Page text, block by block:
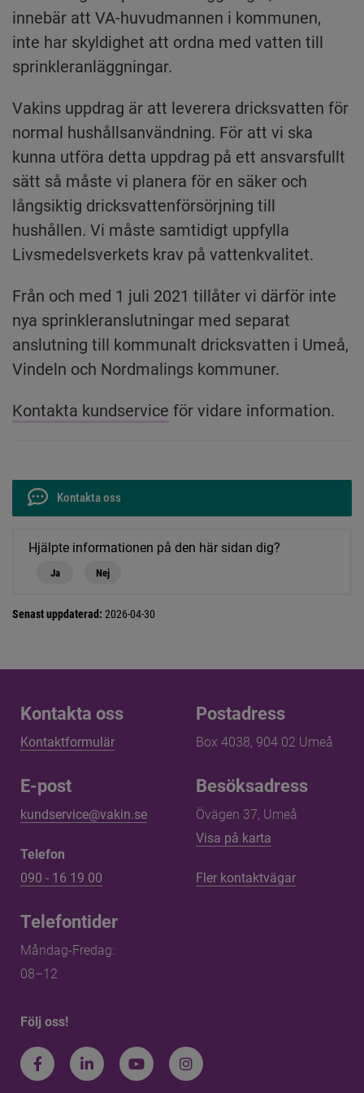
innebär att VA-huvudmannen i kommunen,
inte har skyldighet att ordna med vatten till
sprinkleranläggningar.
Vakins uppdrag är att leverera dricksvatten för
normal hushållsanvändning. För att vi ska
kunna utföra detta uppdrag på ett ansvarsfullt
sätt så måste vi planera för en säker och
långsiktig dricksvattenförsörjning till
hushållen. Vi måste samtidigt uppfylla
Livsmedelsverkets krav på vattenkvalitet.
Från och med 1 juli 2021 tillåter vi därför inte
nya sprinkleranslutningar med separat
anslutning till kommunalt dricksvatten i Umeå,
Vindeln och Nordmalings kommuner.
Kontakta kundservice för vidare information.
Kontakta oss
Hjälpte informationen på den här sidan dig?
Ja Nej
Senast uppdaterad: 2026-04-30
Kontakta oss
Kontakta oss
Kontaktformulär
E-post
kundservice@vakin.se
Telefon
090 - 16 19 00
Telefontider
Måndag-Fredag:
08–12
Postadress
Box 4038, 904 02 Umeå
Besöksadress
Övägen 37, Umeå
Visa på karta
Fler kontaktvägar
Följ oss!
Facebook LinkedIn Youtube